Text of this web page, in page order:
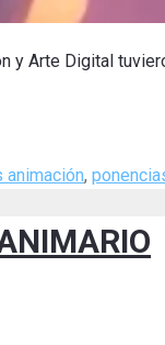
y Arte Digital
animación,